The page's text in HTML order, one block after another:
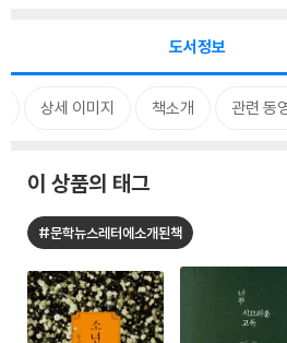
도서정보
상세 이미지 책소개 관련 동
이 상품의 태그
#문학뉴스레터에소개된책